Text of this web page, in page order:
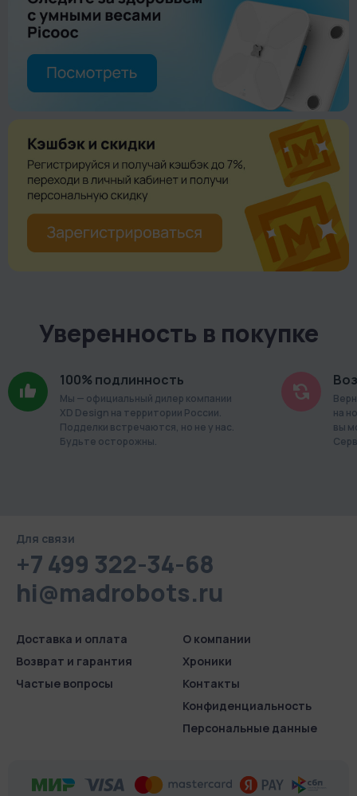
миллилитров. Кофемашина использует оригинальные
капсулы Nespresso, что позволяет каждый раз пробовать
новые вкусы.
Уверенность в покупке
100% подлинность
Мы — официальный дилер компании
XD Design на территории России.
Подделки встречаются, но не у нас.
Будьте осторожны.
на
вы
Для связи
+7 499 322-34-68
hi@madrobots.ru
Доставка и оплата
Возврат и гарантия
Частые вопросы
О компании
Хроники
Контакты
Конфиденциаль­ность
Персональные данные